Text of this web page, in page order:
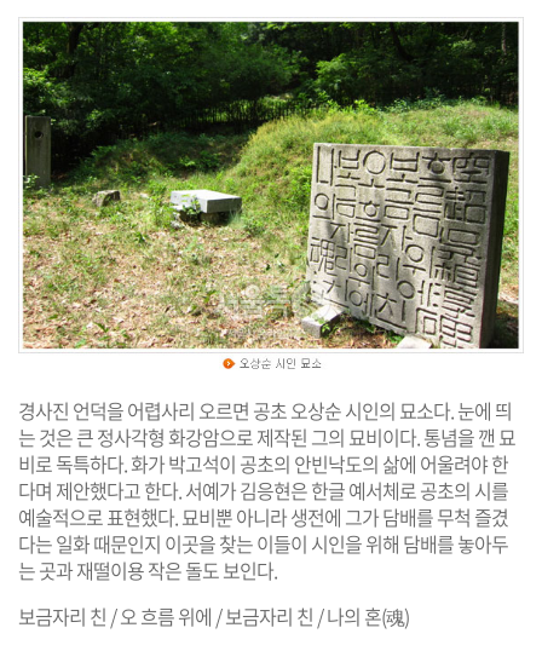
경사진 언덕을 어렵사리 오르면 공초 오상순 시인의 묘소다. 눈에 띄
는 것은 큰 정사각형 화강암으로 제작된 그의 묘비이다. 통념을 깬 묘
비로 독특하다. 화가 박고석이 공초의 안빈낙도의 삶에 어울려야 한
다며 제안했다고 한다. 서예가 김응현은 한글 예서체로 공초의 시를
예술적으로 표현했다. 묘비뿐 아니라 생전에 그가 담배를 무척 즐겼
다는 일화 때문인지 이곳을 찾는 이들이 시인을 위해 담배를 놓아두
는 곳과 재떨이용 작은 돌도 보인다.
보금자리 친 / 오 흐름 위에 / 보금자리 친 / 나의 혼(魂)